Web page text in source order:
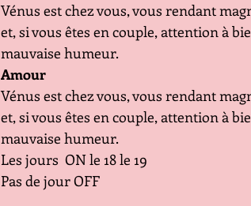
Vénus est chez vous, vous rendant
et, si vous êtes en couple, attention à
mauvaise humeur.
Amour
Vénus est chez vous, vous rendant
et, si vous êtes en couple, attention à
mauvaise humeur.
Les jours  ON le 18 le 19
Pas de jour OFF